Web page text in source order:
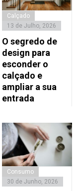
Calçado
13 de Julho, 2026
O segredo de
design para
esconder o
calçado e
ampliar a sua
entrada
Consumo
30 de Junho, 2026